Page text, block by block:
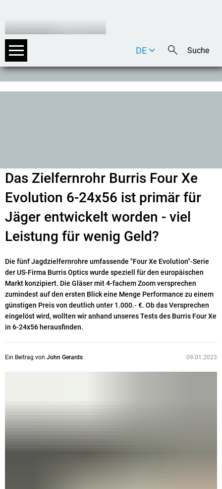
DE
EN
Das Zielfernrohr Burris Four Xe
Evolution 6-24x56 ist primär für
Jäger entwickelt worden - viel
Leistung für wenig Geld?
Die fünf Jagdzielfernrohre umfassende "Four Xe Evolution"-Serie
der US-Firma Burris Optics wurde speziell für den europäischen
Markt konzipiert. Die Gläser mit 4-fachem Zoom versprechen
zumindest auf den ersten Blick eine Menge Performance zu einem
günstigen Preis von deutlich unter 1.000.- €. Ob das Versprechen
eingelöst wird, wollten wir anhand unseres Tests des Burris Four Xe
in 6-24x56 herausfinden.
Ein Beitrag von John Gerards 09.01.2023